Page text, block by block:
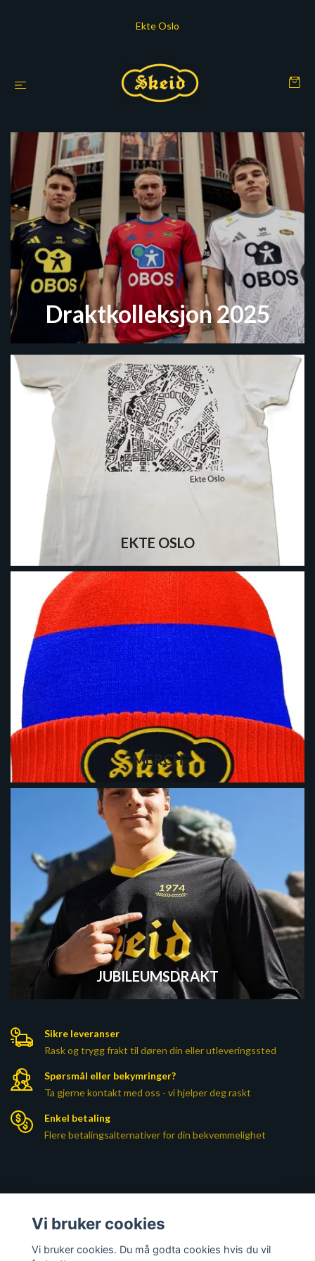
Ekte Oslo
Draktkolleksjon 2025
EKTE OSLO
MERCH
JUBILEUMSDRAKT
Sikre leveranser
Rask og trygg frakt til døren din eller utleveringssted
Spørsmål eller bekymringer?
Ta gjerne kontakt med oss - vi hjelper deg raskt
Enkel betaling
Flere betalingsalternativer for din bekvemmelighet
Les mer
Vi bruker cookies
Vi bruker cookies. Du må godta cookies hvis du vil